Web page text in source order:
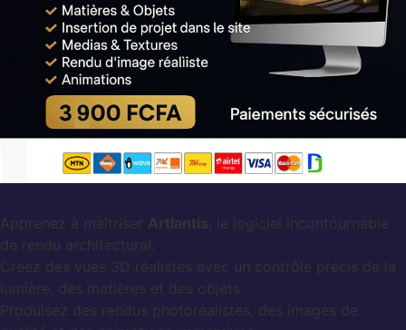
Apprenez à maîtriser Artlantis , le logiciel incontournable
de rendu architectural.
Créez des vues 3D réalistes avec un contrôle précis de la
lumière, des matières et des objets.
Produisez des rendus photoréalistes, des images de